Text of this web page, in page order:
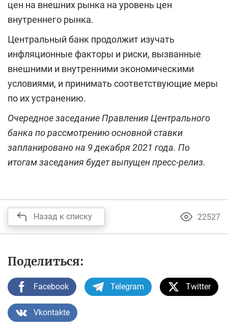
цен на внешних рынка на уровень цен
внутреннего рынка.
Центральный банк продолжит изучать
инфляционные факторы и риски, вызванные
внешними и внутренними экономическими
условиями, и принимать соответствующие меры
по их устранению.
Очередное заседание Правления Центрального
банка по рассмотрению основной ставки
запланировано на 9 декабря 2021 года. По
итогам заседания будет выпущен пресс-релиз.
Назад к списку 22527
Поделиться:
Facebook Telegram Twitter
Vkontakte